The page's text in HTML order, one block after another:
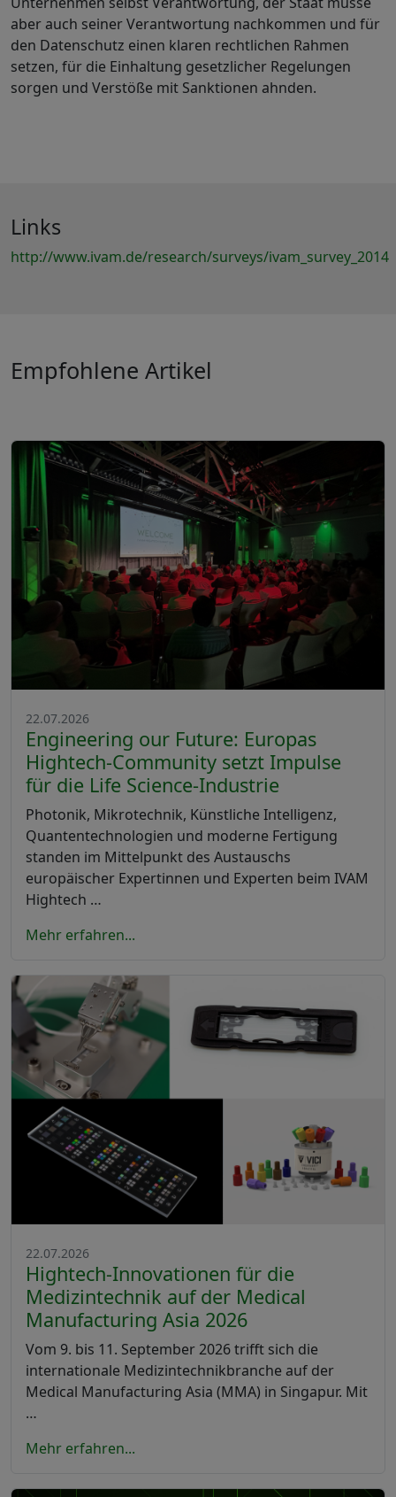
aber auch seiner Verantwortung nachkommen und für
den Datenschutz einen klaren rechtlichen Rahmen
setzen, für die Einhaltung gesetzlicher Regelungen
sorgen und Verstöße mit Sanktionen ahnden.
Links
http://www.ivam.de/research/surveys/ivam_survey_2014
Empfohlene Artikel
22.07.2026
Engineering our Future: Europas
Hightech-Community setzt Impulse
für die Life Science-Industrie
Photonik, Mikrotechnik, Künstliche Intelligenz,
Quantentechnologien und moderne Fertigung
standen im Mittelpunkt des Austauschs
europäischer Expertinnen und Experten beim IVAM
Hightech …
Mehr erfahren...
22.07.2026
Hightech-Innovationen für die
Medizintechnik auf der Medical
Manufacturing Asia 2026
Vom 9. bis 11. September 2026 trifft sich die
internationale Medizintechnikbranche auf der
Medical Manufacturing Asia (MMA) in Singapur. Mit
…
Mehr erfahren...